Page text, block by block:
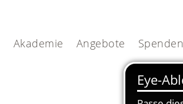
Akademie Angebote Spenden